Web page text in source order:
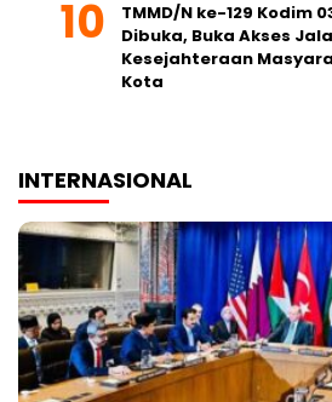
TMMD/N ke-129 Kodim
Dibuka, Buka Akses
Kesejahteraan
Kota
INTERNASIONAL